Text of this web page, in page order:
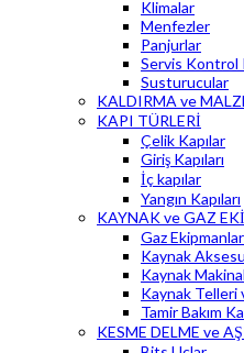
Klimalar
Menfezler
Panjurlar
Servis Kontrol
Susturucular
KALDIRMA ve
KAPI TÜRLERİ
Çelik Kapılar
Giriş Kapıları
İç kapılar
Yangın Kapıları
KAYNAK ve GAZ
Gaz
Kaynak
Kaynak
Kaynak Telleri
Tamir Bakım
KESME DELME ve